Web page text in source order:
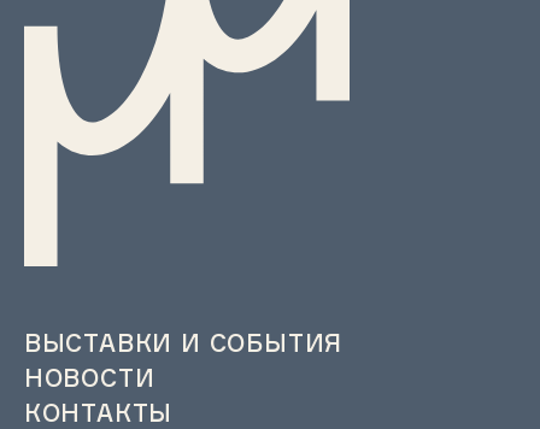
ВЫСТАВКИ И СОБЫТИЯ
НОВОСТИ
КОНТАКТЫ